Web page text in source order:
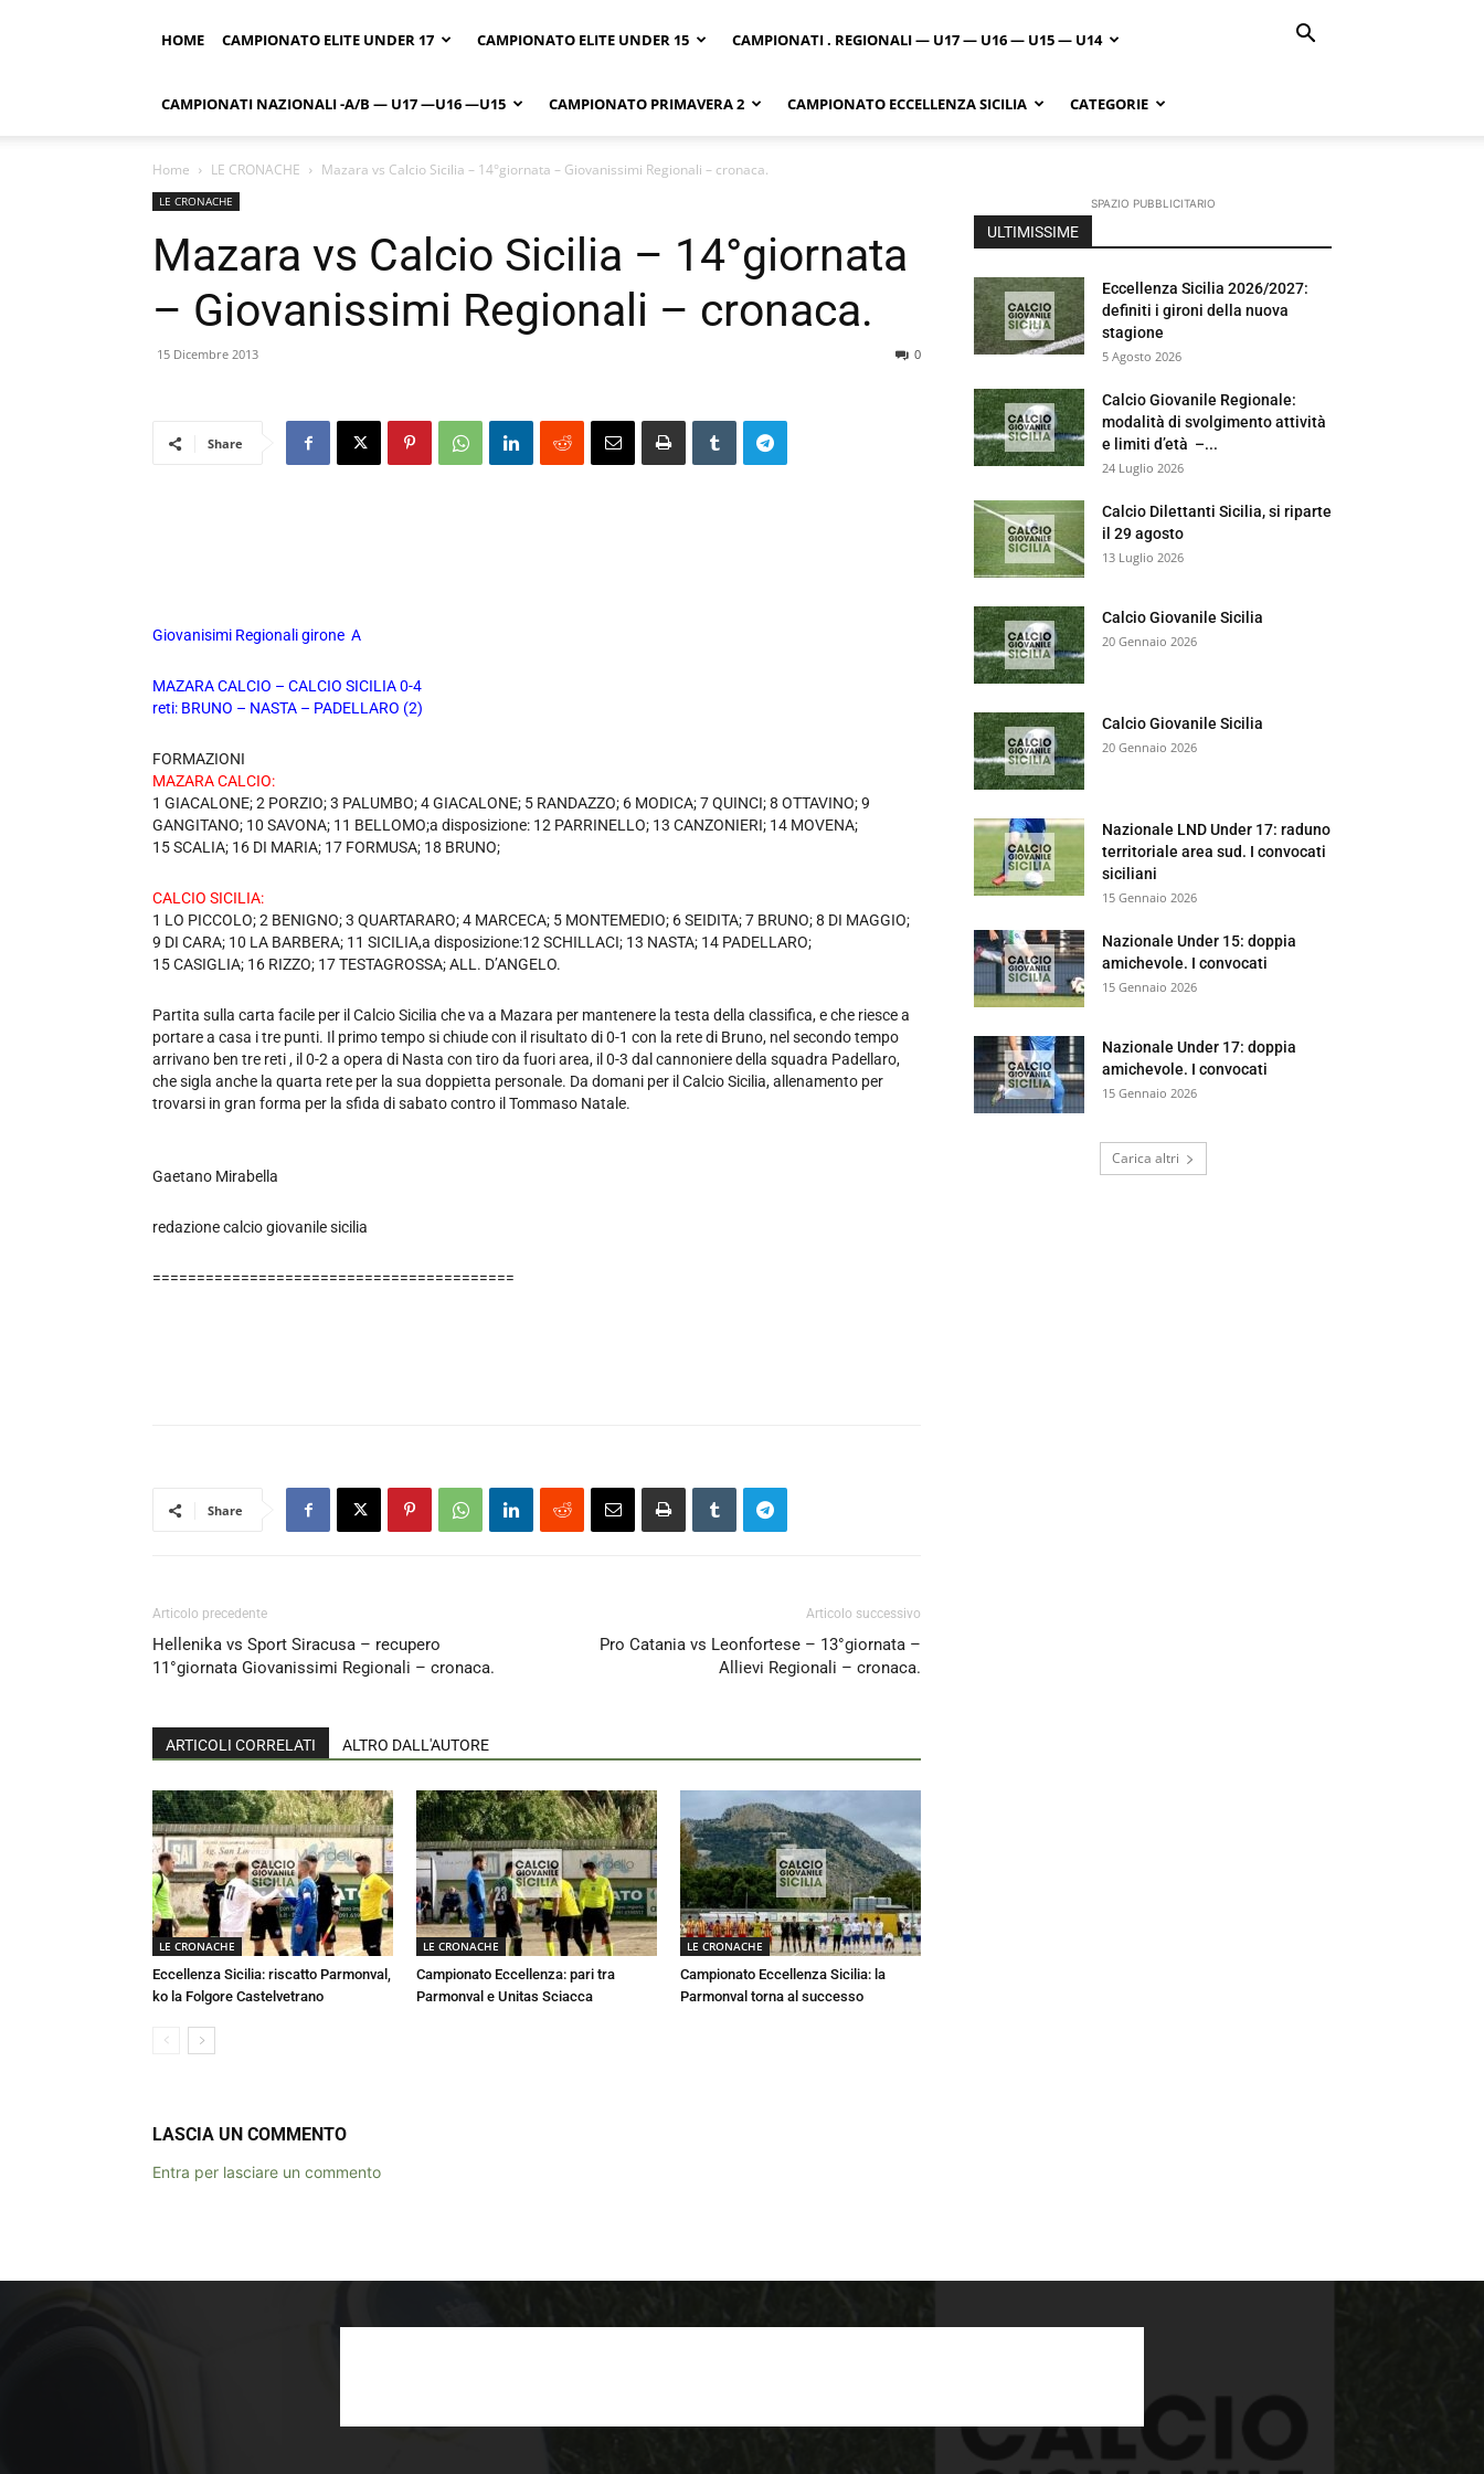
HOME CAMPIONATO ELITE UNDER 17 CAMPIONATO ELITE UNDER 15 CAMPIONATI . REGIONALI — U17 — U16 — U15 — U14
CAMPIONATI NAZIONALI -A/B — U17 —U16 —U15 CAMPIONATO PRIMAVERA 2 CAMPIONATO ECCELLENZA SICILIA CATEGORIE
Home LE CRONACHE Mazara vs Calcio Sicilia – 14°giornata – Giovanissimi Regionali – cronaca.
LE CRONACHE
Mazara vs Calcio Sicilia – 14°giornata
– Giovanissimi Regionali – cronaca.
15 Dicembre 2013 0
Share
Giovanisimi Regionali girone A
MAZARA CALCIO – CALCIO SICILIA 0-4
reti: BRUNO – NASTA – PADELLARO (2)
FORMAZIONI
MAZARA CALCIO:
1 GIACALONE; 2 PORZIO; 3 PALUMBO; 4 GIACALONE; 5 RANDAZZO; 6 MODICA; 7 QUINCI; 8 OTTAVINO; 9
GANGITANO; 10 SAVONA; 11 BELLOMO;a disposizione: 12 PARRINELLO; 13 CANZONIERI; 14 MOVENA;
15 SCALIA; 16 DI MARIA; 17 FORMUSA; 18 BRUNO;
CALCIO SICILIA:
1 LO PICCOLO; 2 BENIGNO; 3 QUARTARARO; 4 MARCECA; 5 MONTEMEDIO; 6 SEIDITA; 7 BRUNO; 8 DI MAGGIO;
9 DI CARA; 10 LA BARBERA; 11 SICILIA,a disposizione:12 SCHILLACI; 13 NASTA; 14 PADELLARO;
15 CASIGLIA; 16 RIZZO; 17 TESTAGROSSA; ALL. D’ANGELO.
Partita sulla carta facile per il Calcio Sicilia che va a Mazara per mantenere la testa della classifica, e che riesce a
portare a casa i tre punti. Il primo tempo si chiude con il risultato di 0-1 con la rete di Bruno, nel secondo tempo
arrivano ben tre reti , il 0-2 a opera di Nasta con tiro da fuori area, il 0-3 dal cannoniere della squadra Padellaro,
che sigla anche la quarta rete per la sua doppietta personale. Da domani per il Calcio Sicilia, allenamento per
trovarsi in gran forma per la sfida di sabato contro il Tommaso Natale.
Gaetano Mirabella
redazione calcio giovanile sicilia
=========================================
Share
Articolo precedente
Hellenika vs Sport Siracusa – recupero
11°giornata Giovanissimi Regionali – cronaca.
Articolo successivo
Pro Catania vs Leonfortese – 13°giornata –
Allievi Regionali – cronaca.
ARTICOLI CORRELATI ALTRO DALL'AUTORE
LE CRONACHE
Eccellenza Sicilia: riscatto Parmonval,
ko la Folgore Castelvetrano
LE CRONACHE
Campionato Eccellenza: pari tra
Parmonval e Unitas Sciacca
LE CRONACHE
Campionato Eccellenza Sicilia: la
Parmonval torna al successo
LASCIA UN COMMENTO
Entra per lasciare un commento
SPAZIO PUBBLICITARIO
ULTIMISSIME
Eccellenza Sicilia 2026/2027:
definiti i gironi della nuova
stagione
5 Agosto 2026
Calcio Giovanile Regionale:
modalità di svolgimento attività
e limiti d’età –...
24 Luglio 2026
Calcio Dilettanti Sicilia, si riparte
il 29 agosto
13 Luglio 2026
Calcio Giovanile Sicilia
20 Gennaio 2026
Calcio Giovanile Sicilia
20 Gennaio 2026
Nazionale LND Under 17: raduno
territoriale area sud. I convocati
siciliani
15 Gennaio 2026
Nazionale Under 15: doppia
amichevole. I convocati
15 Gennaio 2026
Nazionale Under 17: doppia
amichevole. I convocati
15 Gennaio 2026
Carica altri